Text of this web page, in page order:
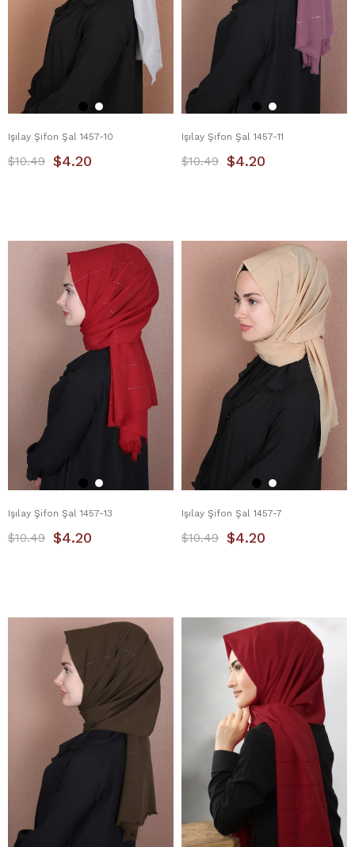
Işılay Şifon Şal 1457-10
$4.20
$10.49
Işılay Şifon Şal 1457-11
$4.20
$10.49
Işılay Şifon Şal 1457-13
$4.20
$10.49
Işılay Şifon Şal 1457-7
$4.20
$10.49